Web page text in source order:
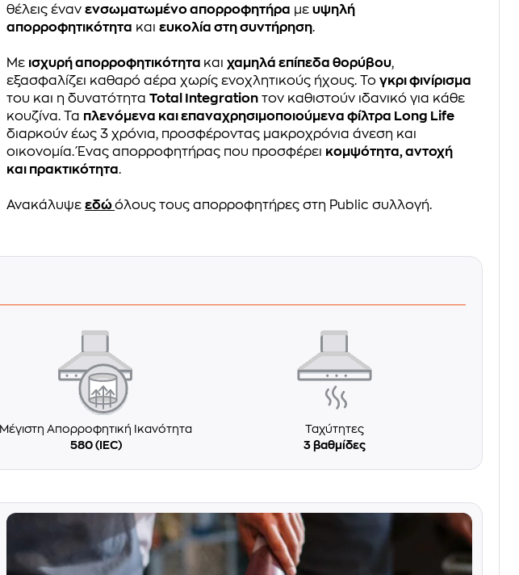
θέλεις ένανενσωματωμένο απορροφητήρα μευψηλή
απορροφητικότητα καιευκολία στη συντήρηση.
Με ισχυρή απορροφητικότητα καιχαμηλά επίπεδα θορύβου,
εξασφαλίζει καθαρό αέρα χωρίς ενοχλητικούς ήχους. Τογκρι φινίρισμα
του και η δυνατότηταTotal Integration τον καθιστούν ιδανικό για κάθε
κουζίνα. Τα πλενόμενα και επαναχρησιμοποιούμενα φίλτρα Long Life
διαρκούν έως 3 χρόνια, προσφέροντας μακροχρόνια άνεση και
οικονομία. Ένας απορροφητήρας που προσφέρει κομψότητα, αντοχή
και πρακτικότητα.
Ανακάλυψεεδώόλους τους απορροφητήρες στη Public συλλογή.
Μέγιστη Απορροφητική Ικανότητα
580 (IEC)
Ταχύτητες
3 βαθμίδες